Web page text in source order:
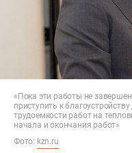
«Пока эти работы не
приступить к
трудоемкости работ на
начала и окончания работ»
Фото: kzn.ru